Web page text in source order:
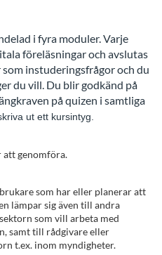
i fyra moduler. Varje
föreläsningar och avslutas
instuderingsfrågor och du
du vill. Du blir godkänd på
på quizen i samtliga
ut ett kursintyg.
att genomföra.
som har eller planerar att
lämpar sig även till andra
som vill arbeta med
samt till rådgivare eller
t.ex. inom myndigheter.